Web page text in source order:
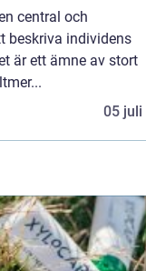
central och
beskriva individens
är ett ämne av stort
05 juli